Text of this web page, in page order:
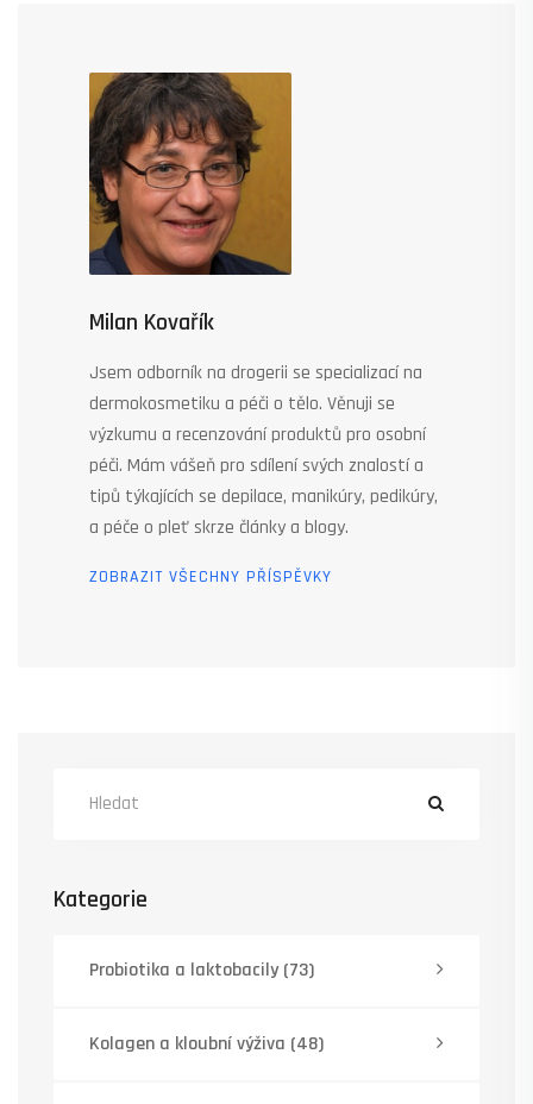
Milan Kovařík
Jsem odborník na drogerii se specializací na
dermokosmetiku a péči o tělo. Věnuji se
výzkumu a recenzování produktů pro osobní
péči. Mám vášeň pro sdílení svých znalostí a
tipů týkajících se depilace, manikúry, pedikúry,
a péče o pleť skrze články a blogy.
ZOBRAZIT VŠECHNY PŘÍSPĚVKY
Kategorie
Probiotika a laktobacily(73)
Kolagen a kloubní výživa (48)